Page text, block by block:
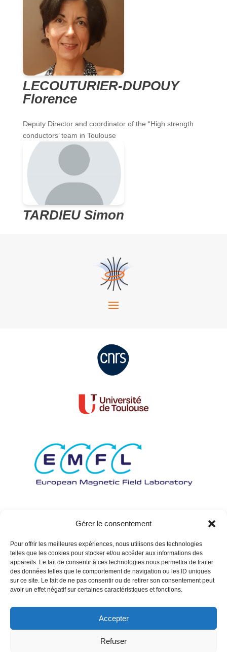
Gérer le consentement
Pour offrir les meilleures expériences, nous utilisons des technologies
telles que les cookies pour stocker et/ou accéder aux informations des
appareils. Le fait de consentir à ces technologies nous permettra de traiter
des données telles que le comportement de navigation ou les ID uniques
sur ce site. Le fait de ne pas consentir ou de retirer son consentement peut
avoir un effet négatif sur certaines caractéristiques et fonctions.
Accepter
Refuser
LECOUTURIER-DUPOUY
Florence
Deputy Director and coordinator of the “High strength
conductors’ team in Toulouse
TARDIEU Simon